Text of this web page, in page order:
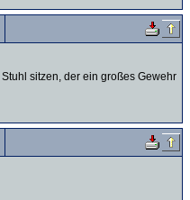
sitzen, der ein großes Gewehr